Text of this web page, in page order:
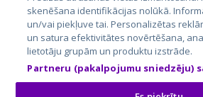
GetaPro.lv
GetaPro.ee
Skelbiu.lt
Autoplius.lt
Aruodas.lt
KV.ee
Osta.ee
skenēšana identifikācijas nolūkā.
un/vai piekļuve tai. Personalizētas
un satura efektivitātes novērtēšana,
lietotāju grupām un produktu izstrāde.
Partneru (pakalpojumu sniedzēju)